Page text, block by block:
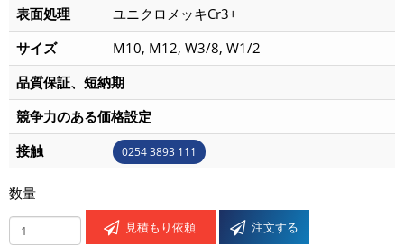
表面処理
ユニクロメッキCr3+
サイズ
M10, M12, W3/8, W1/2
品質保証、短納期
競争力のある価格設定
接触
0254 3893 111
数量
見積もり依頼 注文する